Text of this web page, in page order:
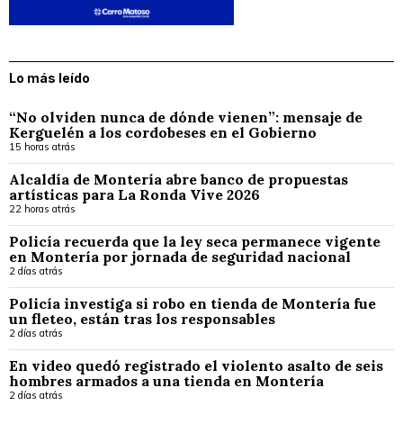
Lo más leído
“No olviden nunca de dónde vienen”: mensaje de
Kerguelén a los cordobeses en el Gobierno
15 horas atrás
Alcaldía de Montería abre banco de propuestas
artísticas para La Ronda Vive 2026
22 horas atrás
Policía recuerda que la ley seca permanece vigente
en Montería por jornada de seguridad nacional
2 días atrás
Policía investiga si robo en tienda de Montería fue
un fleteo, están tras los responsables
2 días atrás
En video quedó registrado el violento asalto de seis
hombres armados a una tienda en Montería
2 días atrás